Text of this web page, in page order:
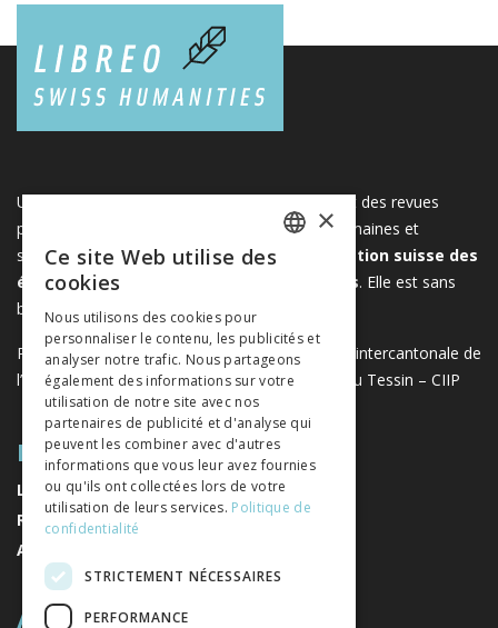
Une plateforme unique regroupant des livres et des revues
publiés par les éditeurs suisses de sciences humaines et
sociales. Libreo.ch est la propriété de l'
Association suisse des
éditeurs de sciences sociales et humaines. Elle est sans
but lucratif.www.editeurssuisses.ch
Projet réalisé avec le soutien de la Conférence intercantonale de
l’instruction publique de la Suisse romande et du Tessin – CIIP
PLAN DU SITE
LIVRES
REVUES
AUTEURS
A PROPOS
ITALIAN
×
Ce site Web utilise des
cookies
Nous utilisons des cookies pour
personnaliser le contenu, les publicités et
analyser notre trafic. Nous partageons
également des informations sur votre
utilisation de notre site avec nos
partenaires de publicité et d'analyse qui
peuvent les combiner avec d'autres
informations que vous leur avez fournies
ou qu'ils ont collectées lors de votre
utilisation de leurs services. Politique de
confidentialité
STRICTEMENT NÉCESSAIRES
PERFORMANCE